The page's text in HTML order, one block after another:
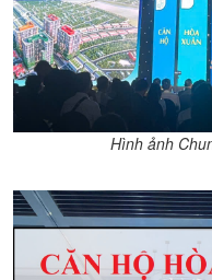
Hình ảnh